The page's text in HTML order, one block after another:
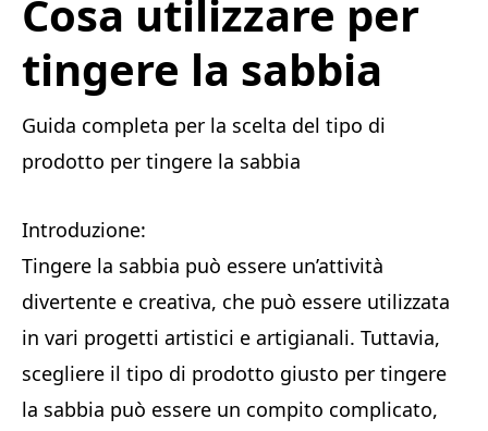
Cosa utilizzare per
tingere la sabbia
Guida completa per la scelta del tipo di
prodotto per tingere la sabbia
Introduzione:
Tingere la sabbia può essere un’attività
divertente e creativa, che può essere utilizzata
in vari progetti artistici e artigianali. Tuttavia,
scegliere il tipo di prodotto giusto per tingere
la sabbia può essere un compito complicato,